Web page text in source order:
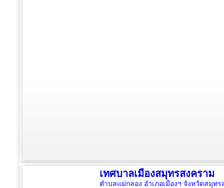
เทศบาลเมืองสมุทรสงคราม
ตำบลแม่กลอง อำเภอเมืองฯ จังหวัดสมุท